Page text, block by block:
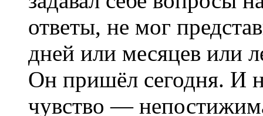
ответы, не мог
дней или месяцев или
Он пришёл сегодня. И
чувство —